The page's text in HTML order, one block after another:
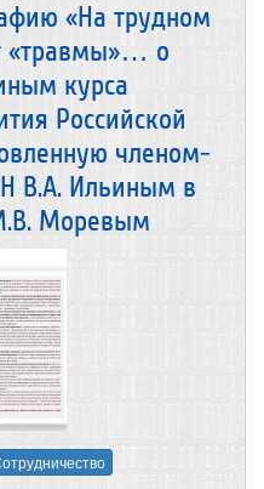
«На трудном
«травмы»… о
курса
Российской
членом-
В.А. Ильиным в
Моревым